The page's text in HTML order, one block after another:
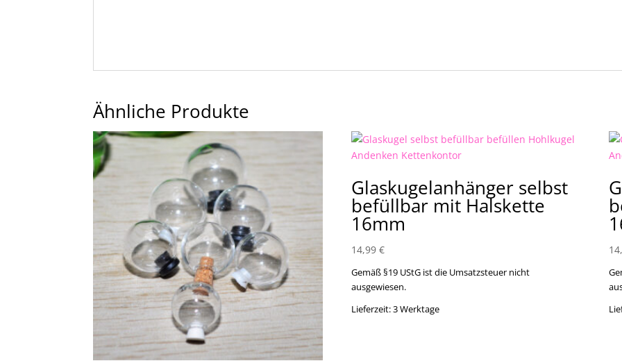
Ähnliche Produkte
Glaskugelanhänger selbst
befüllbar mit Halskette
16mm
14,99 €
Gemäß §19 UStG ist die Umsatzsteuer nicht
ausgewiesen.
Lieferzeit:3 Werktage